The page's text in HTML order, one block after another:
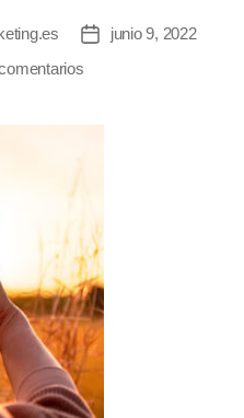
junio 9, 2022